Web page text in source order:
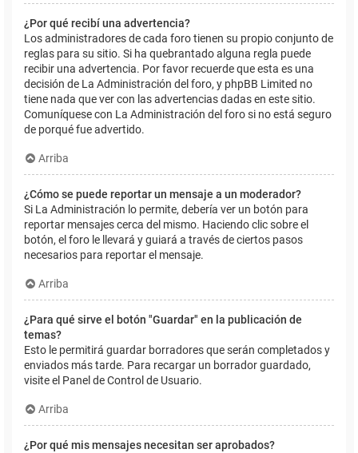
¿Por qué recibí una advertencia?
Los administradores de cada foro tienen su propio conjunto de
reglas para su sitio. Si ha quebrantado alguna regla puede
recibir una advertencia. Por favor recuerde que esta es una
decisión de La Administración del foro, y phpBB Limited no
tiene nada que ver con las advertencias dadas en este sitio.
Comuníquese con La Administración del foro si no está seguro
de porqué fue advertido.
Arriba
¿Cómo se puede reportar un mensaje a un moderador?
Si La Administración lo permite, debería ver un botón para
reportar mensajes cerca del mismo. Haciendo clic sobre el
botón, el foro le llevará y guiará a través de ciertos pasos
necesarios para reportar el mensaje.
Arriba
¿Para qué sirve el botón "Guardar" en la publicación de
temas?
Esto le permitirá guardar borradores que serán completados y
enviados más tarde. Para recargar un borrador guardado,
visite el Panel de Control de Usuario.
Arriba
¿Por qué mis mensajes necesitan ser aprobados?